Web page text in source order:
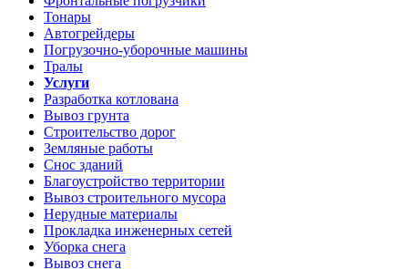
Тонары
Автогрейдеры
Погрузочно-уборочные машины
Тралы
Услуги
Разработка котлована
Вывоз грунта
Строительство дорог
Земляные работы
Снос зданий
Благоустройство территории
Вывоз строительного мусора
Нерудные материалы
Прокладка инженерных сетей
Уборка снега
Вывоз снега